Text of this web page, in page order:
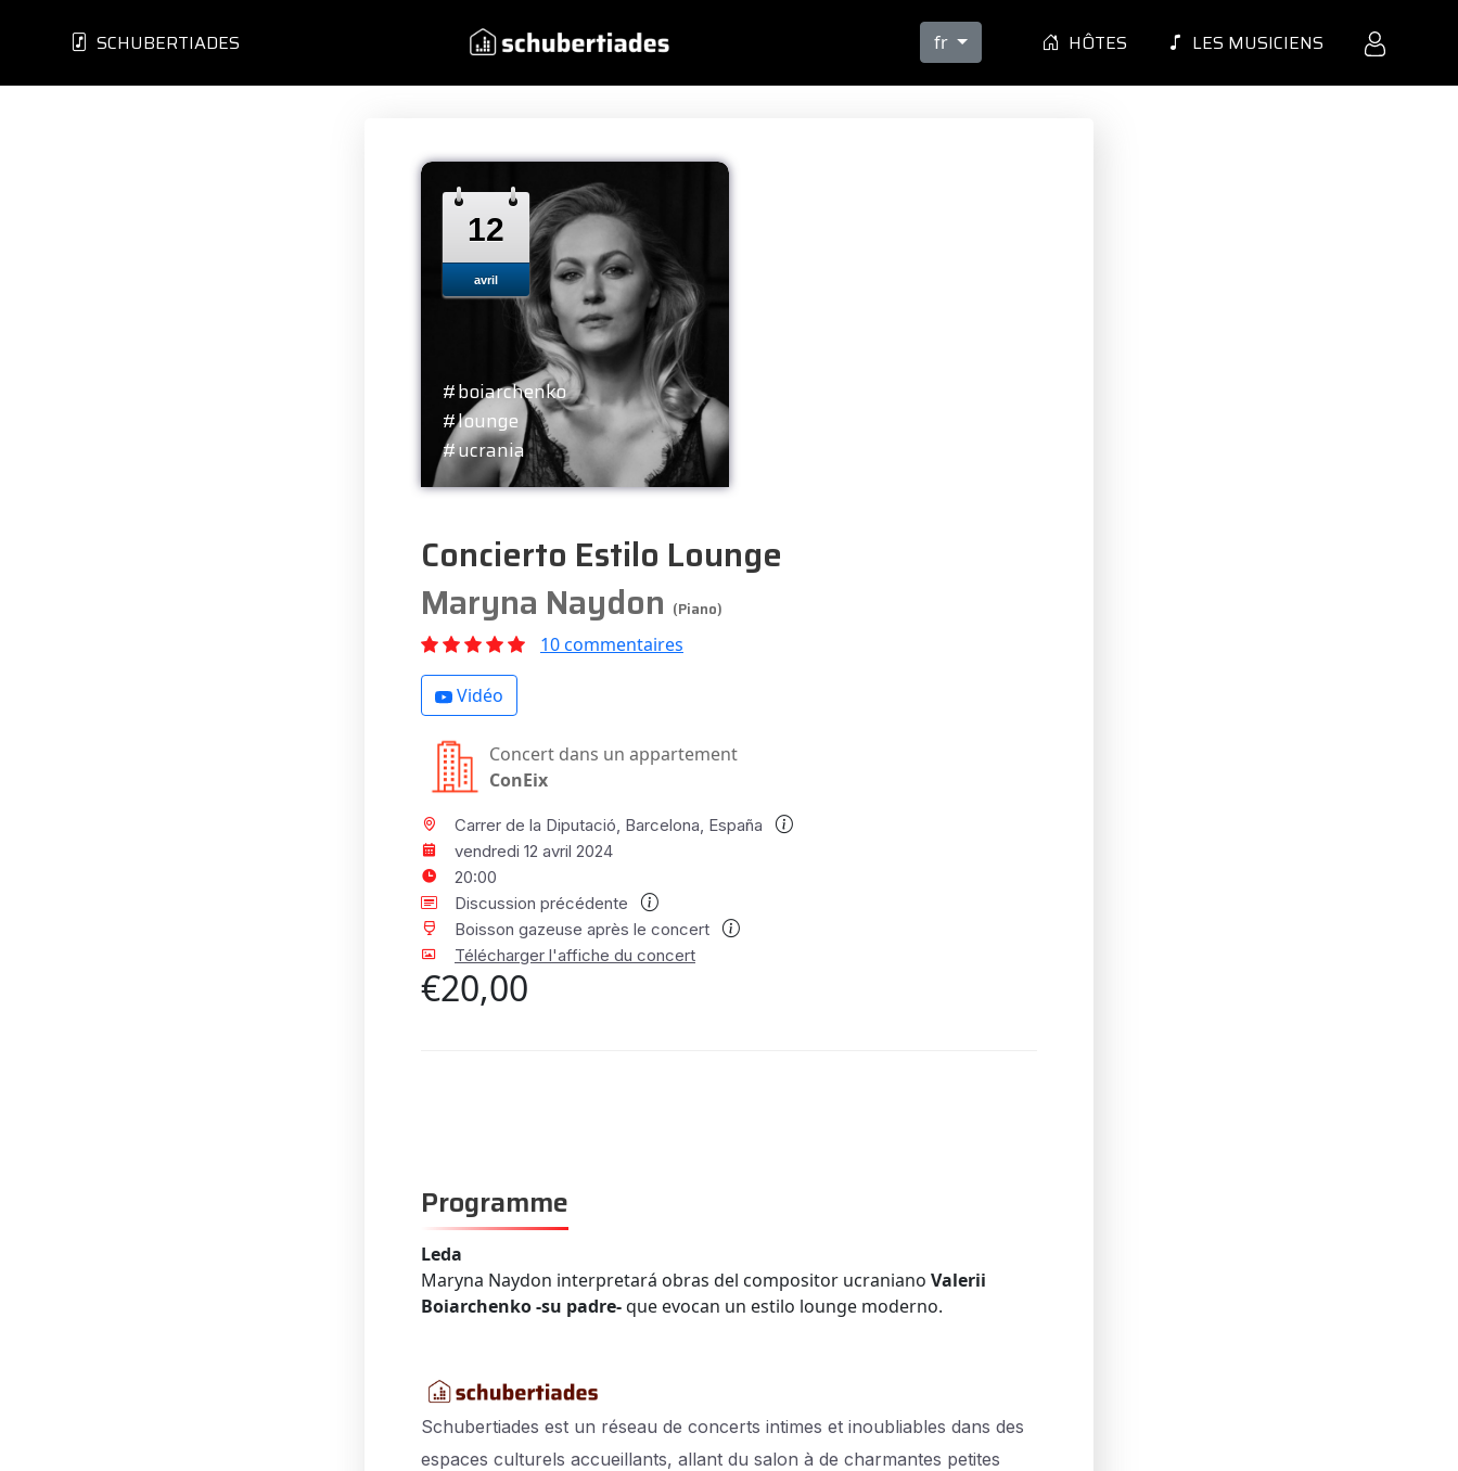
SCHUBERTIADES fr HÔTES LES MUSICIENS
12
avril
#boiarchenko
#lounge
#ucrania
Concierto Estilo Lounge
Maryna Naydon (Piano)
10 commentaires
Vidéo
Concert dans un appartement
ConEix
Carrer de la Diputació, Barcelona, España
vendredi 12 avril 2024
20:00
Discussion précédente
Boisson gazeuse après le concert
Télécharger l'affiche du concert
€20,00
Programme
Leda
Maryna Naydon interpretará obras del compositor ucraniano Valerii
Boiarchenko -su padre-que evocan un estilo lounge moderno.
Schubertiades est un réseau de concerts intimes et inoubliables dans des
espaces culturels accueillants, allant du salon à de charmantes petites